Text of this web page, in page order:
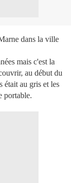
dans la ville
mais c'est la
au début du
était au gris et les
portable.